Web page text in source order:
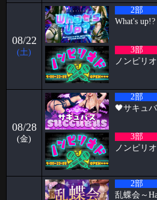
2026-04-01
🥳3月女子抽選🥳
🦋🉐女性様特典🉐🦋 🤩3月の抽選結果🤩 1等
2026-03-30
初めての全裸露出オナニー ケイタブ
いつもお世話になっております🦋 ハプニ
ます🦋ケイタです！！
2026-03-23
パンブログ「花粉」
お久しぶりです！ 店長のパンです🍞 お花
2026-03-14
パピヨン月曜日飲み会㊗️1年 すずブロ
08/22
(土)
2部
What's
3部
ノンピリ
08/28
(金)
2部
🖤サキュ
3部
ノンピリ
2部
乱蝶会～